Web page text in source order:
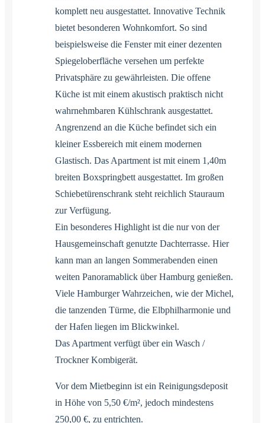
komplett neu ausgestattet. Innovative Technik
bietet besonderen Wohnkomfort. So sind
beispielsweise die Fenster mit einer dezenten
Spiegeloberfläche versehen um perfekte
Privatsphäre zu gewährleisten. Die offene
Küche ist mit einem akustisch praktisch nicht
wahrnehmbaren Kühlschrank ausgestattet.
Angrenzend an die Küche befindet sich ein
kleiner Essbereich mit einem modernen
Glastisch. Das Apartment ist mit einem 1,40m
breiten Boxspringbett ausgestattet. Im großen
Schiebetürenschrank steht reichlich Stauraum
zur Verfügung.
Ein besonderes Highlight ist die nur von der
Hausgemeinschaft genutzte Dachterrasse. Hier
kann man an langen Sommerabenden einen
weiten Panoramablick über Hamburg genießen.
Viele Hamburger Wahrzeichen, wie der Michel,
die tanzenden Türme, die Elbphilharmonie und
der Hafen liegen im Blickwinkel.
Das Apartment verfügt über ein Wasch /
Trockner Kombigerät.
Vor dem Mietbeginn ist ein Reinigungsdeposit
in Höhe von 5,50 €/m², jedoch mindestens
250,00 €, zu entrichten.